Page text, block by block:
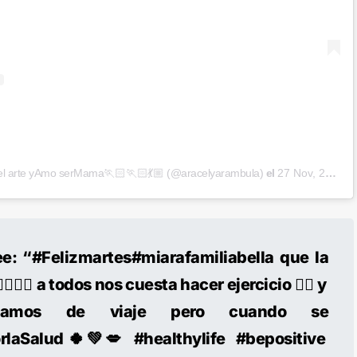
arte yAmo serMama🏃🏻🏃🏻💃🏼 (@aracelyarambula) el 27 Nov, 2018 a las 11:41 PST
“#Felizmartes#miarafamiliabella que la
a todos nos cuesta hacer ejercicio 🏋️‍♀️ y
de viaje pero cuando se
🍀💚💋 #healthylife #bepositive